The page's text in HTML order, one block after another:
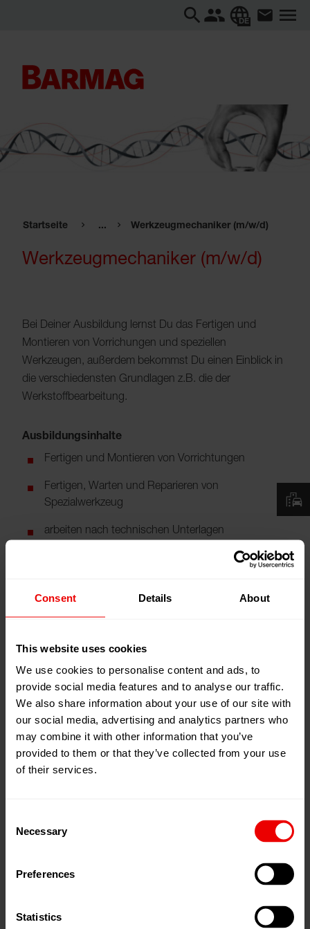
Consent Details About
This website uses cookies
We use cookies to personalise content and ads, to
provide social media features and to analyse our traffic.
We also share information about your use of our site with
our social media, advertising and analytics partners who
may combine it with other information that you’ve
provided to them or that they’ve collected from your use
of their services.
Selection
Necessary
Preferences
Statistics
DE
Startseite ... Werkzeugmechaniker (m/w/d)
Werkzeugmechaniker (m/w/d)
Bei Deiner Ausbildung lernst Du das Fertigen und
Montieren von Vorrichungen und speziellen
Werkzeugen, außerdem bekommst Du einen Einblick in
die verschiedensten Grundlagen z.B. die der
Werkstoffbearbeitung.
Ausbildungsinhalte
Fertigen und Montieren von Vorrichtungen
Fertigen, Warten und Reparieren von
Spezialwerkzeug
arbeiten nach technischen Unterlagen
manuelle und maschinelle Werkstoffbearbeitung
Weiterbildungsmöglichkeiten
Industriemeister
Techniker
Studium
Dauer der Ausbildung
3,5 Jahre ggf. Verkürzung
Voraussetzungen
handwerkliches Geschick